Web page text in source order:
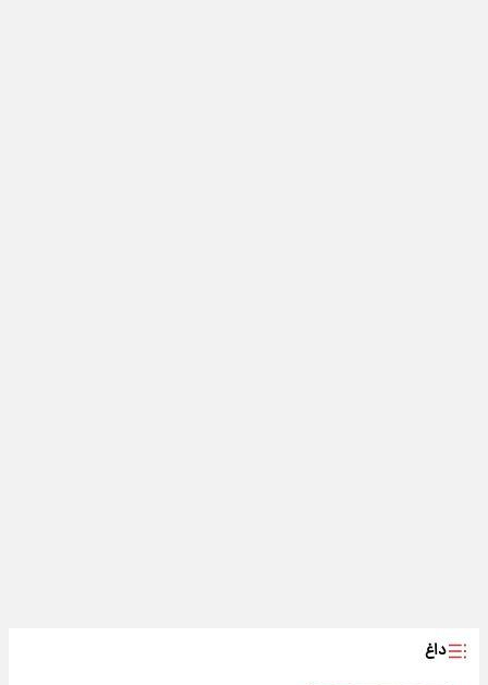
داغ